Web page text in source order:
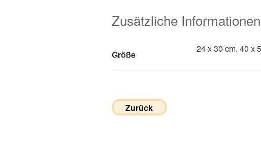
Zusätzliche Informationen
Größe
24 x 30 cm, 40 x
Zurück